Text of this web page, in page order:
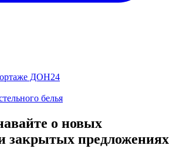
ДОН24
белья
о новых
закрытых предложениях